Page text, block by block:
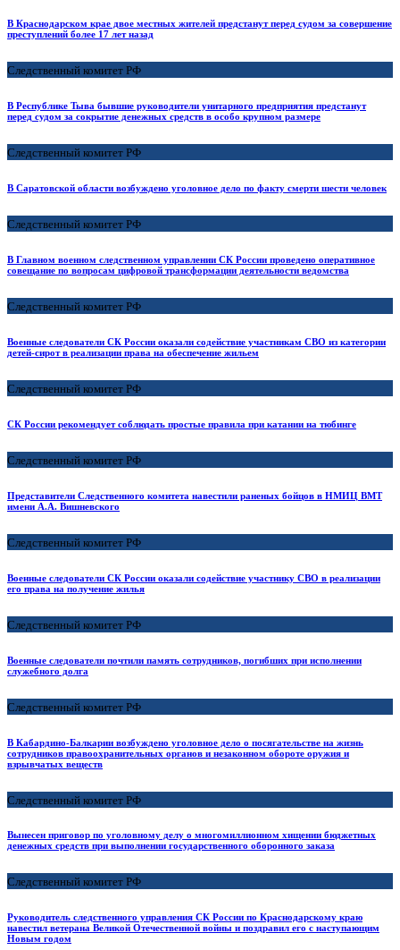
В Краснодарском крае двое местных жителей предстанут перед судом за совершение
преступлений более 17 лет назад
Следственный комитет РФ
В Республике Тыва бывшие руководители унитарного предприятия предстанут
перед судом за сокрытие денежных средств в особо крупном размере
Следственный комитет РФ
В Саратовской области возбуждено уголовное дело по факту смерти шести человек
Следственный комитет РФ
В Главном военном следственном управлении СК России проведено оперативное
совещание по вопросам цифровой трансформации деятельности ведомства
Следственный комитет РФ
Военные следователи СК России оказали содействие участникам СВО из категории
детей-сирот в реализации права на обеспечение жильем
Следственный комитет РФ
СК России рекомендует соблюдать простые правила при катании на тюбинге
Следственный комитет РФ
Представители Следственного комитета навестили раненых бойцов в НМИЦ ВМТ
имени А.А. Вишневского
Следственный комитет РФ
Военные следователи СК России оказали содействие участнику СВО в реализации
его права на получение жилья
Следственный комитет РФ
Военные следователи почтили память сотрудников, погибших при исполнении
служебного долга
Следственный комитет РФ
В Кабардино-Балкарии возбуждено уголовное дело о посягательстве на жизнь
сотрудников правоохранительных органов и незаконном обороте оружия и
взрывчатых веществ
Следственный комитет РФ
Вынесен приговор по уголовному делу о многомиллионном хищении бюджетных
денежных средств при выполнении государственного оборонного заказа
Следственный комитет РФ
Руководитель следственного управления СК России по Краснодарскому краю
навестил ветерана Великой Отечественной войны и поздравил его с наступающим
Новым годом